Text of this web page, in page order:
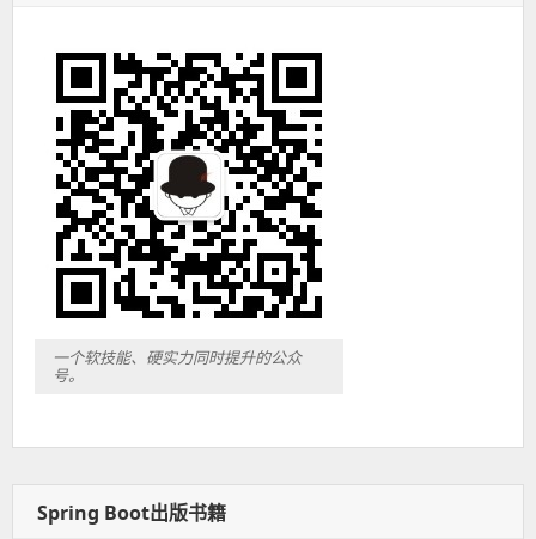
一个软技能、硬实力同时提升的公众
号。
Spring Boot出版书籍